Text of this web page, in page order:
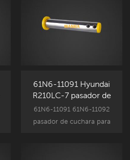
excavadora, R210LC-7
recambio reemplazo.
61N6-11091 Hyundai
R210LC-7 pasador de
cubo
61N6-11091 61N6-11092
pasador de cuchara para